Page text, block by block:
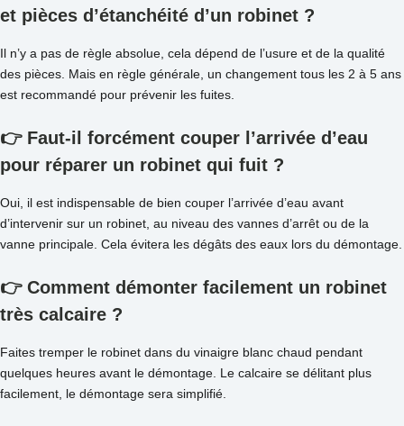
et pièces d’étanchéité d’un robinet ?
Il n’y a pas de règle absolue, cela dépend de l’usure et de la qualité
des pièces. Mais en règle générale, un changement tous les 2 à 5 ans
est recommandé pour prévenir les fuites.
👉 Faut-il forcément couper l’arrivée d’eau
pour réparer un robinet qui fuit ?
Oui, il est indispensable de bien couper l’arrivée d’eau avant
d’intervenir sur un robinet, au niveau des vannes d’arrêt ou de la
vanne principale. Cela évitera les dégâts des eaux lors du démontage.
👉 Comment démonter facilement un robinet
très calcaire ?
Faites tremper le robinet dans du vinaigre blanc chaud pendant
quelques heures avant le démontage. Le calcaire se délitant plus
facilement, le démontage sera simplifié.